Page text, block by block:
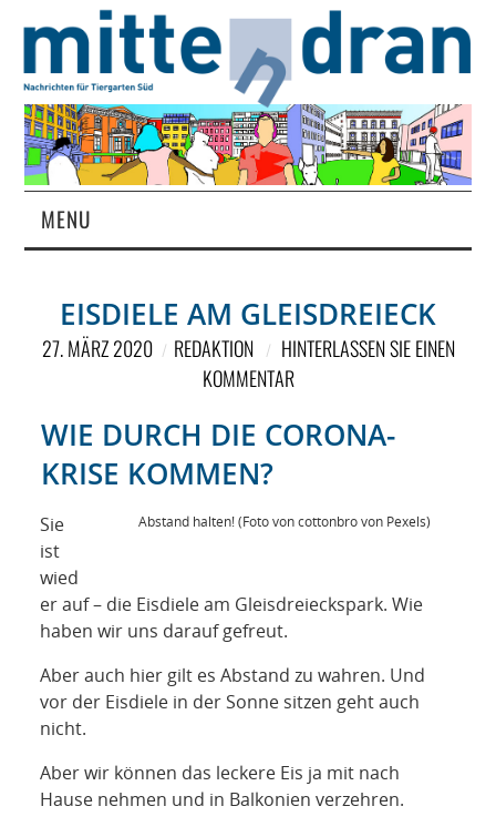
MENU
MAGAZIN
RUBRIKEN
SPONSORING
KONTAKT
EISDIELE AM GLEISDREIECK
27. MÄRZ 2020 REDAKTION
HINTERLASSEN SIE EINEN
KOMMENTAR
WIE DURCH DIE CORONA-
KRISE KOMMEN?
Abstand halten! (Foto von cottonbro von Pexels)
Sie
ist
wied
er auf – die Eisdiele am Gleisdreieckspark. Wie
haben wir uns darauf gefreut.
Aber auch hier gilt es Abstand zu wahren. Und
vor der Eisdiele in der Sonne sitzen geht auch
nicht.
Aber wir können das leckere Eis ja mit nach
Hause nehmen und in Balkonien verzehren.